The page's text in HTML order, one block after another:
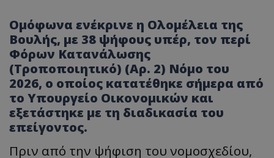
Ομόφωνα ενέκρινε η Ολομέλεια της
Βουλής, με 38 ψήφους υπέρ, τον περί
Φόρων Κατανάλωσης
(Τροποποιητικό) (Αρ. 2) Νόμο του
2026, ο οποίος κατατέθηκε σήμερα από
το Υπουργείο Οικονομικών και
εξετάστηκε με τη διαδικασία του
επείγοντος.
Πριν από την ψήφιση του νομοσχεδίου,